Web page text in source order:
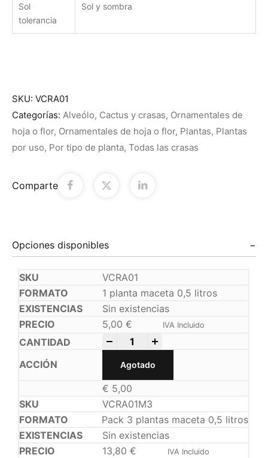
Sol
tolerancia
Sol y sombra
SKU: VCRA01
Categorías: Alveólo, Cactus y crasas, Ornamentales de
hoja o flor, Ornamentales de hoja o flor, Plantas, Plantas
por uso, Por tipo de planta, Todas las crasas
Comparte
Opciones disponibles
VCRA01
1 planta maceta 0,5 litros
Sin existencias
5,00€ IVA Incluido
Agotado
€ 5,00
VCRA01M3
Pack 3 plantas maceta 0,5 litros
Sin existencias
13,80€ IVA Incluido